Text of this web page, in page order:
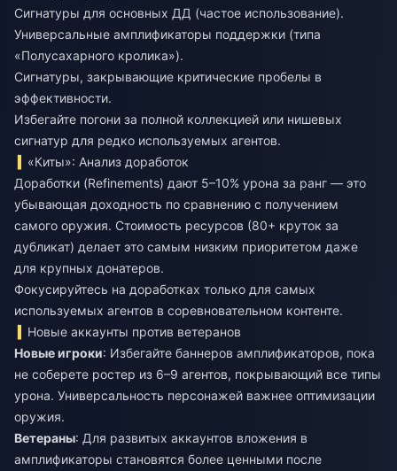
Сигнатуры для основных ДД (частое использование).
Универсальные амплификаторы поддержки (типа
«Полусахарного кролика»).
Сигнатуры, закрывающие критические пробелы в
эффективности.
Избегайте погони за полной коллекцией или нишевых
сигнатур для редко используемых агентов.
«Киты»: Анализ доработок
Доработки (Refinements) дают 5–10% урона за ранг — это
убывающая доходность по сравнению с получением
самого оружия. Стоимость ресурсов (80+ круток за
дубликат) делает это самым низким приоритетом даже
для крупных донатеров.
Фокусируйтесь на доработках только для самых
используемых агентов в соревновательном контенте.
Новые аккаунты против ветеранов
Новые игроки: Избегайте баннеров амплификаторов, пока
не соберете ростер из 6–9 агентов, покрывающий все типы
урона. Универсальность персонажей важнее оптимизации
оружия.
Ветераны: Для развитых аккаунтов вложения в
амплификаторы становятся более ценными после